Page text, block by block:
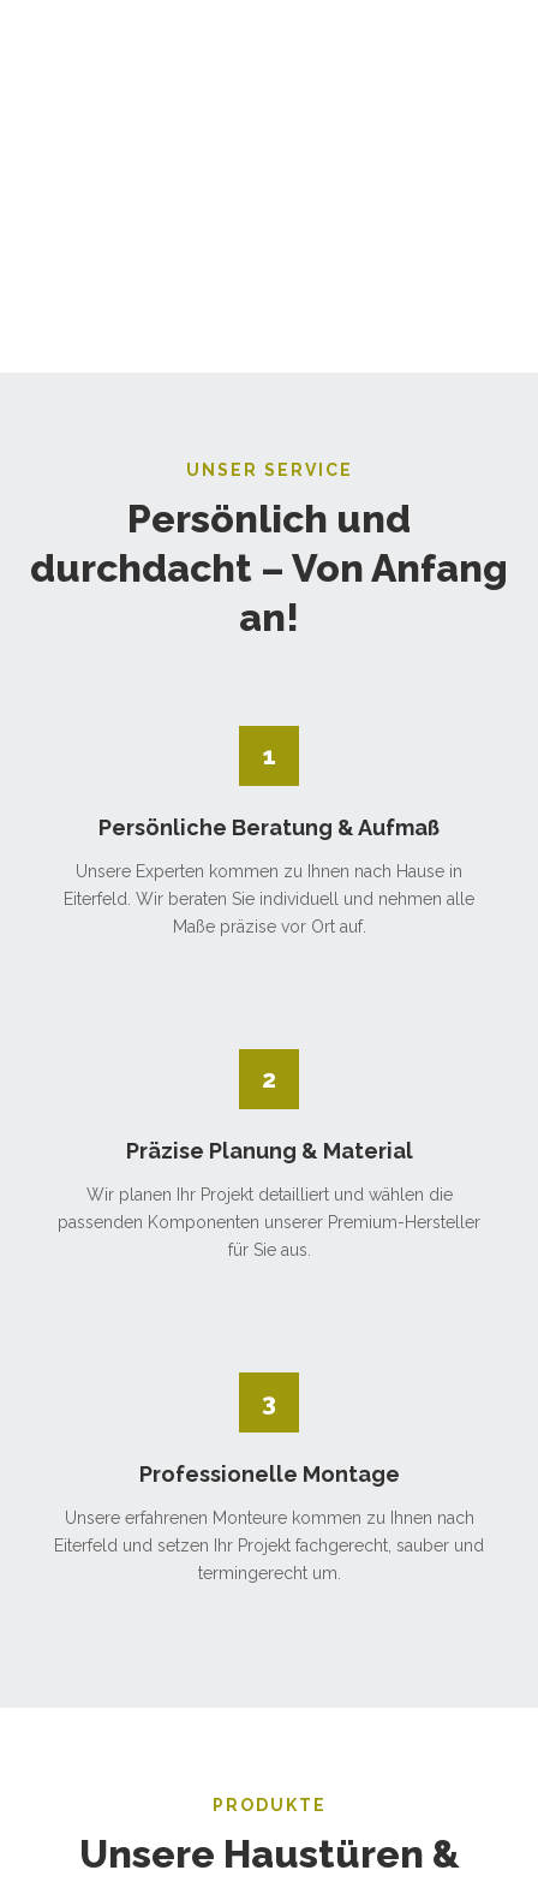
UNSER SERVICE
Persönlich und
durchdacht – Von Anfang
an!
1
Persönliche Beratung & Aufmaß
Unsere Experten kommen zu Ihnen nach Hause in
Eiterfeld. Wir beraten Sie individuell und nehmen alle
Maße präzise vor Ort auf.
2
Präzise Planung & Material
Wir planen Ihr Projekt detailliert und wählen die
passenden Komponenten unserer Premium-Hersteller
für Sie aus.
3
Professionelle Montage
Unsere erfahrenen Monteure kommen zu Ihnen nach
Eiterfeld und setzen Ihr Projekt fachgerecht, sauber und
termingerecht um.
PRODUKTE
Unsere Haustüren &